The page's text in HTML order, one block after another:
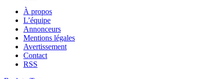
À propos
L’équipe
Annonceurs
Mentions légales
Avertissement
Contact
RSS